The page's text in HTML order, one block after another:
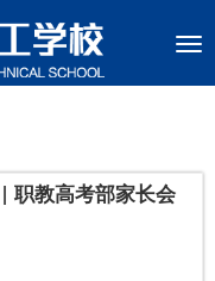
职教高考部家长会